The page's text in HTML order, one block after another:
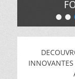
••
le
de
Pacifique
MUNGANGA
INNOVANTES